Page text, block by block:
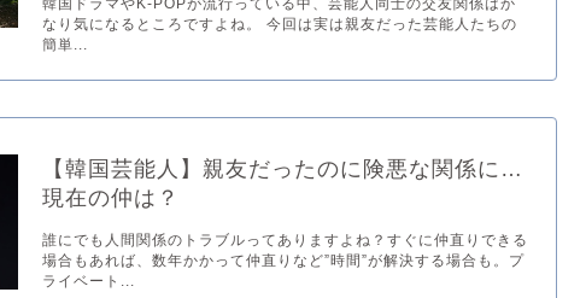
韓国ドラマやK-POPが流行っている中、芸能人同士の交友関係はか
なり気になるところですよね。 今回は実は親友だった芸能人たちの
簡単...
【韓国芸能人】親友だったのに険悪な関係に…
現在の仲は？
誰にでも人間関係のトラブルってありますよね？すぐに仲直りできる
場合もあれば、数年かかって仲直りなど”時間”が解決する場合も。プ
ライベート...